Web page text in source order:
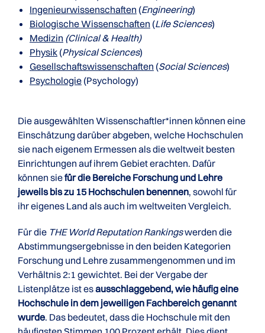
Ingenieurwissenschaften (Engineering)
Biologische Wissenschaften (Life Sciences)
Medizin (Clinical & Health)
Physik (Physical Sciences)
Gesellschaftswissenschaften (Social Sciences)
Psychologie (Psychology)
Die ausgewählten Wissenschaftler*innen können eine
Einschätzung darüber abgeben, welche Hochschulen
sie nach eigenem Ermessen als die weltweit besten
Einrichtungen auf ihrem Gebiet erachten. Dafür
können siefür die Bereiche Forschung und Lehre
jeweils bis zu 15 Hochschulen benennen, sowohl für
ihr eigenes Land als auch im weltweiten Vergleich.
Für die THE World Reputation Rankingswerden die
Abstimmungsergebnisse in den beiden Kategorien
Forschung und Lehre zusammengenommen und im
Verhältnis 2:1 gewichtet. Bei der Vergabe der
Listenplätze ist esausschlaggebend, wie häufig eine
Hochschule in dem jeweiligen Fachbereich genannt
wurde. Das bedeutet, dass die Hochschule mit den